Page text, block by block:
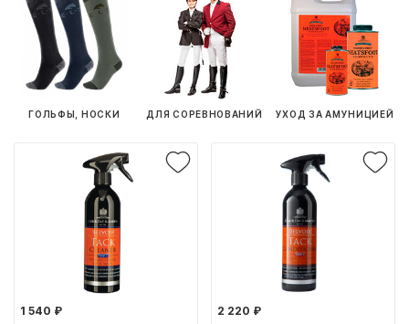
ГОЛЬФЫ, НОСКИ ДЛЯ СОРЕВНОВАНИЙ УХОД ЗА АМУНИЦИЕЙ
1 540 ₽
2 220 ₽